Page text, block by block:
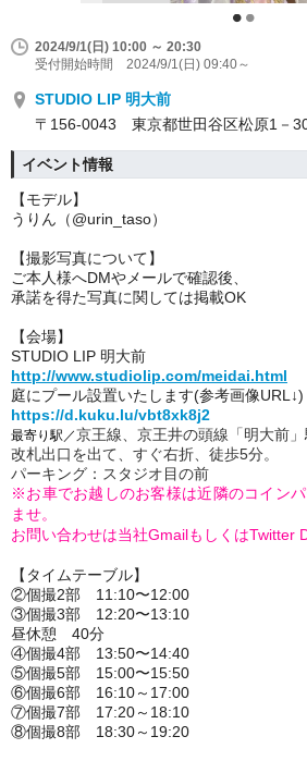
2024/9/1(日) 10:00 ～ 20:30
受付開始時間 2024/9/1(日) 09:40～
STUDIO LIP 明大前
〒156-0043 東京都世田谷区松原1－
イベント情報
【モデル】
うりん（@urin_taso）
【撮影写真について】
ご本人様へDMやメールで確認後、
承諾を得た写真に関しては掲載OK
【会場】
STUDIO LIP 明大前
http://www.studiolip.com/meidai.html
庭にプール設置いたします(参考画像URL↓)
https://d.kuku.lu/vbt8xk8j2
最寄り駅／京王線、京王井の頭線「明大前
改札出口を出て、すぐ右折、徒歩5分。
パーキング：スタジオ目の前
※お車でお越しのお客様は近隣のコイン
ませ。
お問い合わせは当社GmailもしくはTwitter
【タイムテーブル】
②個撮2部 11:10〜12:00
③個撮3部 12:20〜13:10
昼休憩 40分
④個撮4部 13:50〜14:40
⑤個撮5部 15:00〜15:50
⑥個撮6部 16:10～17:00
⑦個撮7部 17:20～18:10
⑧個撮8部 18:30～19:20